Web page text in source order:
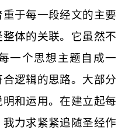
于每一段经文的主要
体的关联。它虽然不
一个思想主题自成一
逻辑的思路。大部分
和运用。在建立起每
力求紧紧追随圣经作